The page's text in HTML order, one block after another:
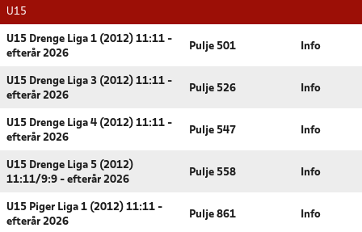
U15
U15 Drenge Liga 1 (2012) 11:11 -
efterår 2026
Pulje 501 Info
U15 Drenge Liga 3 (2012) 11:11 -
efterår 2026
Pulje 526 Info
U15 Drenge Liga 4 (2012) 11:11 -
efterår 2026
Pulje 547 Info
U15 Drenge Liga 5 (2012)
11:11/9:9 - efterår 2026
Pulje 558 Info
U15 Piger Liga 1 (2012) 11:11 -
efterår 2026
Pulje 861 Info